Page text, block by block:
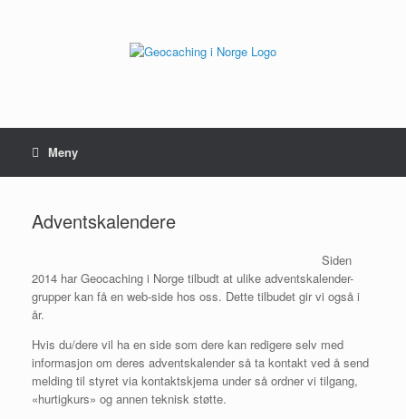
Meny
Adventskalendere
Siden
2014 har Geocaching i Norge tilbudt at ulike adventskalender-
grupper kan få en web-side hos oss. Dette tilbudet gir vi også i
år.
Hvis du/dere vil ha en side som dere kan redigere selv med
informasjon om deres adventskalender så ta kontakt ved å send
melding til styret via kontaktskjema under så ordner vi tilgang,
«hurtigkurs» og annen teknisk støtte.